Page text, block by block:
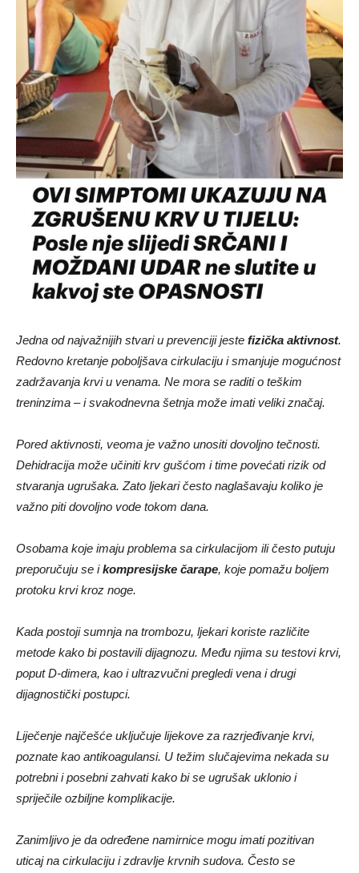
Jedna od najvažnijih stvari u prevenciji jeste fizička aktivnost.
Redovno kretanje poboljšava cirkulaciju i smanjuje mogućnost
zadržavanja krvi u venama. Ne mora se raditi o teškim
treninzima – i svakodnevna šetnja može imati veliki značaj.
Pored aktivnosti, veoma je važno unositi dovoljno tečnosti.
Dehidracija može učiniti krv gušćom i time povećati rizik od
stvaranja ugrušaka. Zato ljekari često naglašavaju koliko je
važno piti dovoljno vode tokom dana.
Osobama koje imaju problema sa cirkulacijom ili često putuju
preporučuju se ikompresijske čarape, koje pomažu boljem
protoku krvi kroz noge.
Kada postoji sumnja na trombozu, ljekari koriste različite
metode kako bi postavili dijagnozu. Među njima su testovi krvi,
poput D-dimera, kao i ultrazvučni pregledi vena i drugi
dijagnostički postupci.
Liječenje najčešće uključuje lijekove za razrjeđivanje krvi,
poznate kao antikoagulansi. U težim slučajevima nekada su
potrebni i posebni zahvati kako bi se ugrušak uklonio i
spriječile ozbiljne komplikacije.
Zanimljivo je da određene namirnice mogu imati pozitivan
uticaj na cirkulaciju i zdravlje krvnih sudova. Često se